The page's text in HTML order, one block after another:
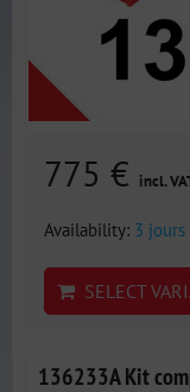
775 € incl.
Availability: 3 jours
SELECT
136233A Kit